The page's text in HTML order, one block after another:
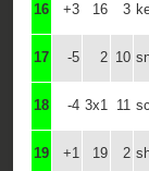
16 +3 16 3
17 -5 2 10
18 -4 3x1 11
19 +1 19 2